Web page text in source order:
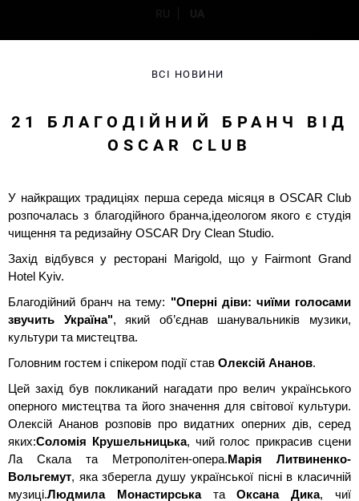
RU UA
ВСІ НОВИНИ
21 БЛАГОДІЙНИЙ БРАНЧ ВІД
OSCAR CLUB
У найкращих традиціях перша середа місяця в OSCAR Club
розпочалась з благодійного бранча,ідеологом якого є студія
чищення та редизайну OSCAR Dry Clean Studio.
Захід відбувся у ресторані Marigold, що у Fairmont Grand
Hotel Kyiv.
Благодійний бранч на тему: "Оперні діви: чиїми голосами
звучить Україна", який об’єднав шанувальників музики,
культури та мистецтва.
Головним гостем і спікером події став Олексій Ананов.
Цей захід був покликаний нагадати про велич українського
оперного мистецтва та його значення для світової культури.
Олексій Ананов розповів про видатних оперних дів, серед
яких:Соломія Крушельницька, чий голос прикрасив сцени
Ла Скала та Метрополітен-опера.Марія Литвиненко-
Вольгемут, яка зберегла душу української пісні в класичній
музиці.Людмила МонастирськатаОксана Дика, чиї